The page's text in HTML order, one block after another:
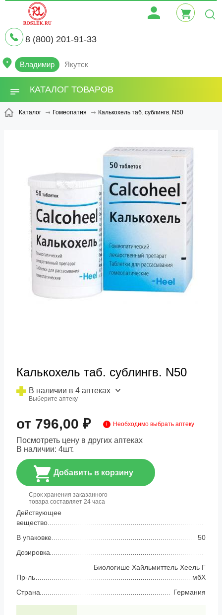
8 (800) 201-91-33
Владимир Якутск
КАТАЛОГ ТОВАРОВ
Каталог Гомеопатия Калькохель таб. сублингв. N50
Калькохель таб. сублингв. N50
В наличии в 4 аптеках
Выберите аптеку
от 796,00 ₽ Необходимо выбрать аптеку
Посмотреть цену в других аптеках
В наличии: 4шт.
Добавить в корзину
Срок хранения заказанного
товара составляет 24 часа
Действующее
вещество
В упаковке
50
Дозировка
Пр-ль
Биологише Хайльмиттель Хеель Г
мбХ
Страна
Германия